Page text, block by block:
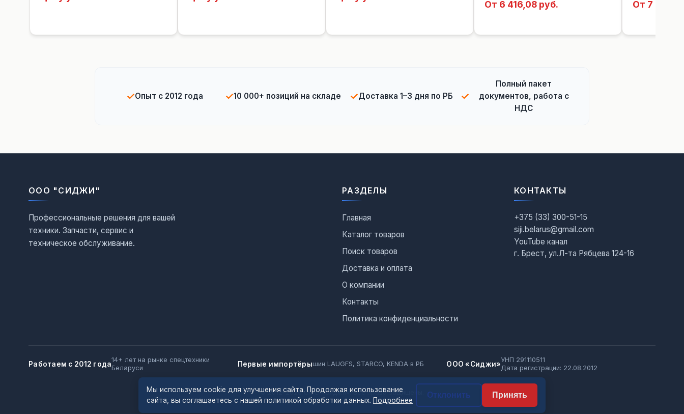
Мы используем cookie для улучшения сайта. Продолжая использование
сайта, вы соглашаетесь с нашей политикой обработки данных. Подробнее
Отклонить Принять
От 6 416,08 руб. От 7
✓Опыт с 2012 года ✓10 000+ позиций на складе ✓Доставка 1–3 дня по РБ ✓
Полный пакет
документов, работа с
НДС
ООО "СИДЖИ"
Профессиональные решения для вашей
техники. Запчасти, сервис и
техническое обслуживание.
РАЗДЕЛЫ
Главная
Каталог товаров
Поиск товаров
Доставка и оплата
О компании
Контакты
Политика конфиденциальности
КОНТАКТЫ
+375 (33) 300-51-15
siji.belarus@gmail.com
YouTube канал
г. Брест, ул.Л-та Рябцева 124-16
Работаем с 2012 года14+ лет на рынке спецтехники
Беларуси
Первые импортёрышин LAUGFS, STARCO, KENDA в РБ ООО «Сиджи»УНП 291110511
Дата регистрации: 22.08.2012
© 2012–2026 ООО «Сиджи». Все права защищены.